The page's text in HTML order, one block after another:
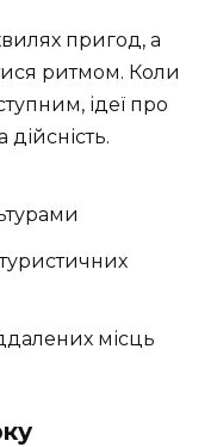
пригод, а
ритмом. Коли
ідеї про
місць